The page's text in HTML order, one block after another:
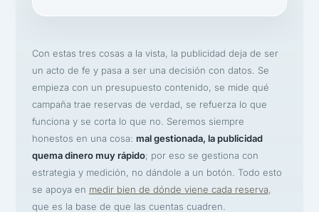
Con estas tres cosas a la vista, la publicidad deja de ser
un acto de fe y pasa a ser una decisión con datos. Se
empieza con un presupuesto contenido, se mide qué
campaña trae reservas de verdad, se refuerza lo que
funciona y se corta lo que no. Seremos siempre
honestos en una cosa: mal gestionada, la publicidad
quema dinero muy rápido; por eso se gestiona con
estrategia y medición, no dándole a un botón. Todo esto
se apoya en medir bien de dónde viene cada reserva,
que es la base de que las cuentas cuadren.